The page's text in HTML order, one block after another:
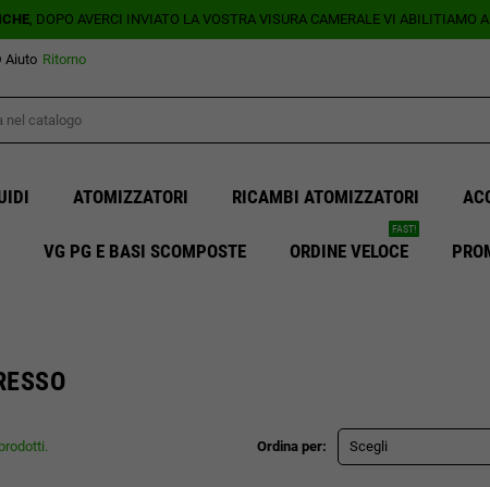
, DOPO AVERCI INVIATO LA VOSTRA VISURA CAMERALE VI ABILITIAMO
Aiuto Ritorno
ATOMIZZATORI RICAMBI ATOMIZZATORI
VG PG E BASI SCOMPOSTE ORDINE VELOCE
FAST!
Ordina per: Scegli